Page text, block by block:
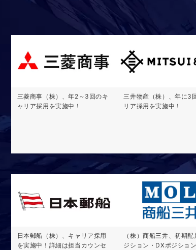
三菱商事（株）、年2～3回のキ
ャリア採用を実施中！
三井物産（株）、年に3
リア採用を実施中！
日本郵船（株）、キャリア採用
を実施中！詳細は担当カウンセ
（株）商船三井、初期配
ジション・DXポジショ